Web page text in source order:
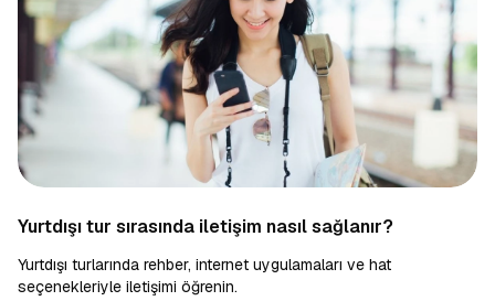
Yurtdışı tur sırasında iletişim nasıl sağlanır?
Yurtdışı turlarında rehber, internet uygulamaları ve hat
seçenekleriyle iletişimi öğrenin.